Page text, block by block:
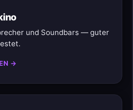
und Soundbars — guter
→